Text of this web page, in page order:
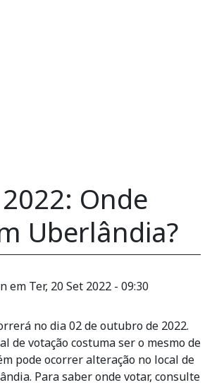
Onde
Uberlândia?
em Ter, 20 Set 2022 - 09:30
no dia 02 de outubro de 2022.
de votação costuma ser o mesmo de
pode ocorrer alteração no local de
Para saber onde votar, consulte